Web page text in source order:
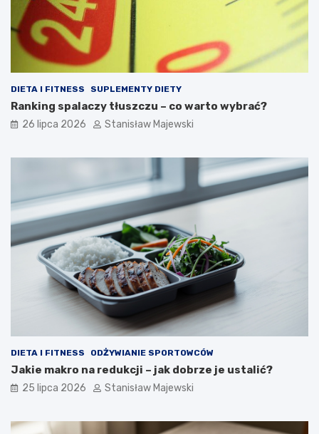
DIETA I FITNESS SUPLEMENTY DIETY
Ranking spalaczy tłuszczu – co warto wybrać?
26 lipca 2026 Stanisław Majewski
DIETA I FITNESS ODŻYWIANIE SPORTOWCÓW
Jakie makro na redukcji – jak dobrze je ustalić?
25 lipca 2026 Stanisław Majewski